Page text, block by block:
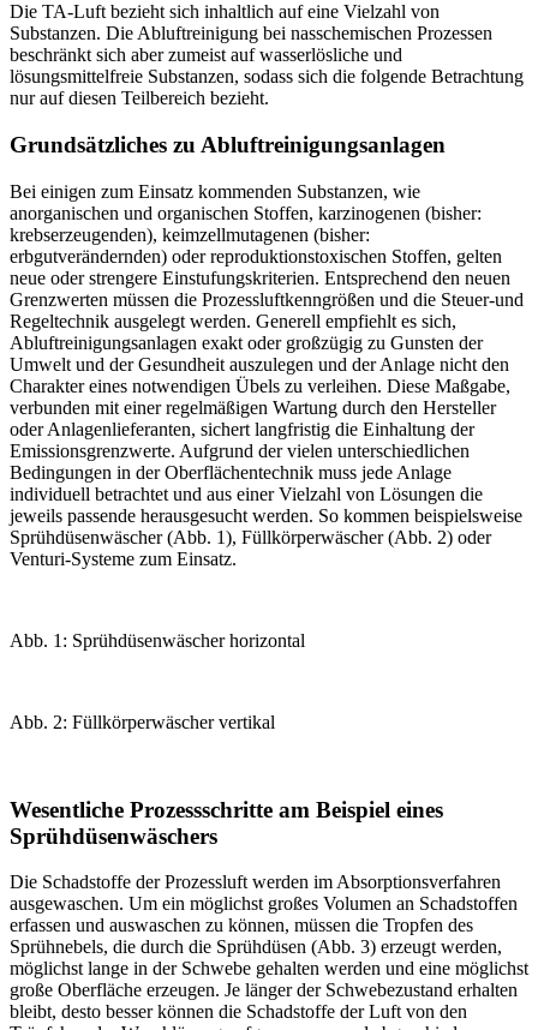
Die TA-Luft bezieht sich inhaltlich auf eine Vielzahl von
Substanzen. Die Abluftreinigung bei nasschemischen Prozessen
beschränkt sich aber zumeist auf wasserlösliche und
lösungsmittelfreie Substanzen, sodass sich die folgende Betrachtung
nur auf diesen Teil­bereich bezieht.
Grundsätzliches zu Abluftreinigungsanlagen
Bei einigen zum Einsatz kommenden Sub­stanzen, wie
anorganischen und organischen Stoffen, karzinogenen (bisher:
krebserzeugenden), keimzellmutagenen (bisher:
erbgutverändernden) oder reproduktionstoxischen Stoffen, gelten
neue oder strengere Einstufungskriterien. Entsprechend den neuen
Grenzwerten müssen die Prozessluftkenngrößen und die Steuer-und
Regeltechnik ausgelegt werden. Generell empfiehlt es sich,
Abluftreinigungsanlagen exakt oder großzügig zu Gunsten der
Umwelt und der Gesundheit auszulegen und der Anlage nicht den
Charakter eines notwendigen Übels zu verleihen. Diese Maßgabe,
verbunden mit einer regelmäßigen Wartung durch den Hersteller
oder Anlagenlieferanten, sichert langfristig die Einhaltung der
Emissionsgrenzwerte. Aufgrund der vielen unterschiedlichen
Bedingungen in der Oberflächentechnik muss jede Anlage
individuell betrachtet und aus ­einer Vielzahl von Lösungen die
jeweils passende herausgesucht werden. So kommen beispielsweise
Sprühdüsenwäscher (Abb. 1), Füllkörperwäscher (Abb. 2) oder
Venturi-Systeme zum Einsatz.
Abb. 1: Sprühdüsenwäscher horizontal
Abb. 2: Füllkörperwäscher vertikal
Wesentliche Prozessschritte am Beispiel eines
Sprühdüsenwäschers
Die Schadstoffe der Prozessluft werden im Absorptionsverfahren
ausgewaschen. Um ein möglichst großes Volumen an Schadstoffen
erfassen und auswaschen zu können, müssen die Tropfen des
Sprühnebels, die durch die Sprühdüsen (Abb. 3) erzeugt werden,
möglichst lange in der Schwebe gehalten werden und eine möglichst
große Oberfläche erzeugen. Je länger der Schwebezustand erhalten
bleibt, desto besser können die Schadstoffe der Luft von den